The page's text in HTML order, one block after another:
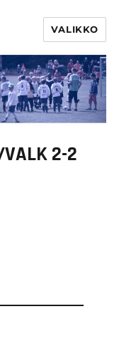
VALIKKO
2-2